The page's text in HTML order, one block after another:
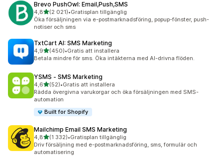
Brevo PushOwl: Email,Push,SMS
4,8av 5 stjärnor
(2 021)
2021 recensioner totalt
•Gratisplan tillgänglig
Öka försäljningen via e-postmarknadsföring, popup-fönster, push-
notiser och sms
TxtCart AI: SMS Marketing
4,9av 5 stjärnor
(450)
450 recensioner totalt
•Gratis att installera
Betala mindre för sms. Öka intäkterna med AI-drivna flöden.
YSMS ‑ SMS Marketing
4,6av 5 stjärnor
(52)
52 recensioner totalt
•Gratis att installera
Rädda övergivna varukorgar och öka försäljningen med SMS-
automation
Built for Shopify
Mailchimp Email SMS Marketing
4,8av 5 stjärnor
(1 332)
1332 recensioner totalt
•Gratisplan tillgänglig
Driv försäljning med e-postmarknadsföring, sms, formulär och
automatisering